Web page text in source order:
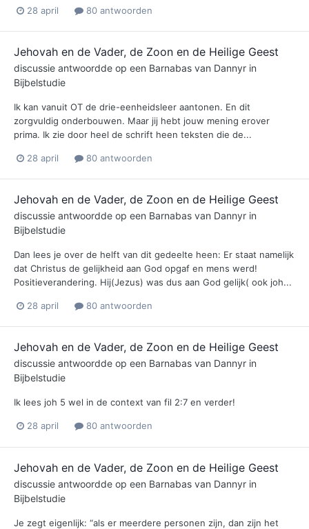
28 april 80 antwoorden
Jehovah en de Vader, de Zoon en de Heilige Geest
discussie antwoordde op een Barnabas van Dannyr in
Bijbelstudie
Ik kan vanuit OT de drie-eenheidsleer aantonen. En dit
zorgvuldig onderbouwen. Maar jij hebt jouw mening erover
prima. Ik zie door heel de schrift heen teksten die de...
28 april 80 antwoorden
Jehovah en de Vader, de Zoon en de Heilige Geest
discussie antwoordde op een Barnabas van Dannyr in
Bijbelstudie
Dan lees je over de helft van dit gedeelte heen: Er staat namelijk
dat Christus de gelijkheid aan God opgaf en mens werd!
Positieverandering. Hij(Jezus) was dus aan God gelijk( ook joh...
28 april 80 antwoorden
Jehovah en de Vader, de Zoon en de Heilige Geest
discussie antwoordde op een Barnabas van Dannyr in
Bijbelstudie
Ik lees joh 5 wel in de context van fil 2:7 en verder!
28 april 80 antwoorden
Jehovah en de Vader, de Zoon en de Heilige Geest
discussie antwoordde op een Barnabas van Dannyr in
Bijbelstudie
Je zegt eigenlijk: “als er meerdere personen zijn, dan zijn het